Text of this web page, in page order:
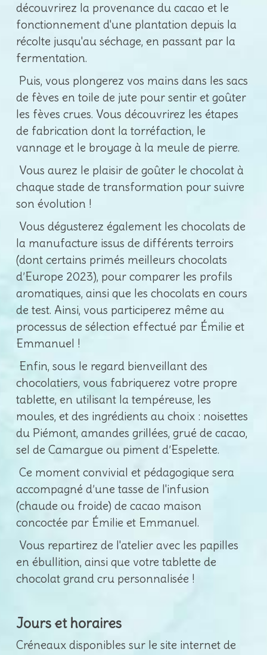
découvrirez la provenance du cacao et le
fonctionnement d'une plantation depuis la
récolte jusqu'au séchage, en passant par la
fermentation.
Puis, vous plongerez vos mains dans les sacs
de fèves en toile de jute pour sentir et goûter
les fèves crues. Vous découvrirez les étapes
de fabrication dont la torréfaction, le
vannage et le broyage à la meule de pierre.
Vous aurez le plaisir de goûter le chocolat à
chaque stade de transformation pour suivre
son évolution !
Vous dégusterez également les chocolats de
la manufacture issus de différents terroirs
(dont certains primés meilleurs chocolats
d’Europe 2023), pour comparer les profils
aromatiques, ainsi que les chocolats en cours
de test. Ainsi, vous participerez même au
processus de sélection effectué par Émilie et
Emmanuel !
Enfin, sous le regard bienveillant des
chocolatiers, vous fabriquerez votre propre
tablette, en utilisant la tempéreuse, les
moules, et des ingrédients au choix : noisettes
du Piémont, amandes grillées, grué de cacao,
sel de Camargue ou piment d’Espelette.
Ce moment convivial et pédagogique sera
accompagné d’une tasse de l'infusion
(chaude ou froide) de cacao maison
concoctée par Émilie et Emmanuel.
Vous repartirez de l'atelier avec les papilles
en ébullition, ainsi que votre tablette de
chocolat grand cru personnalisée !
Jours et horaires
Créneaux disponibles sur le site internet de